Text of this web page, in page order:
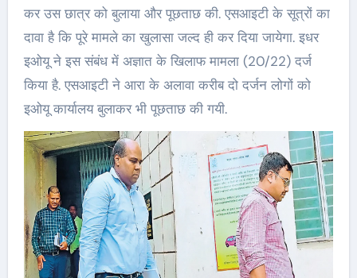
कर उस छात्र को बुलाया और पूछताछ की. एसआइटी के सूत्रों का
दावा है कि पूरे मामले का खुलासा जल्द ही कर दिया जायेगा. इधर
इओयू ने इस संबंध में अज्ञात के खिलाफ मामला (20/22) दर्ज
किया है. एसआइटी ने आरा के अलावा करीब दो दर्जन लोगों को
इओयू कार्यालय बुलाकर भी पूछताछ की गयी.